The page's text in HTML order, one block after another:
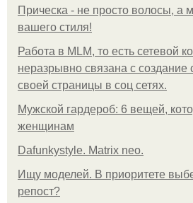
Прическа - не просто волосы, а
вашего стиля!
Работа в MLM, то есть сетевой
неразрывно связана с создание
своей страницы в соц сетях.
Мужской гардероб: 6 вещей,
женщинам
Dafunkystyle. Matrix neo.
Ищу моделей. В приоритете
репост?